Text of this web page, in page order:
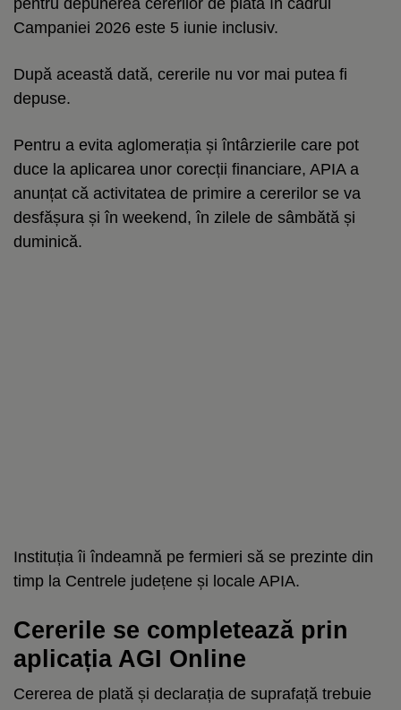
Campaniei 2026 este 5 iunie inclusiv.
După această dată, cererile nu vor mai putea fi
depuse.
Pentru a evita aglomerația și întârzierile care pot
duce la aplicarea unor corecții financiare, APIA a
anunțat că activitatea de primire a cererilor se va
desfășura și în weekend, în zilele de sâmbătă și
duminică.
Instituția îi îndeamnă pe fermieri să se prezinte din
timp la Centrele județene și locale APIA.
Cererile se completează prin
aplicația AGI Online
Cererea de plată și declarația de suprafață trebuie